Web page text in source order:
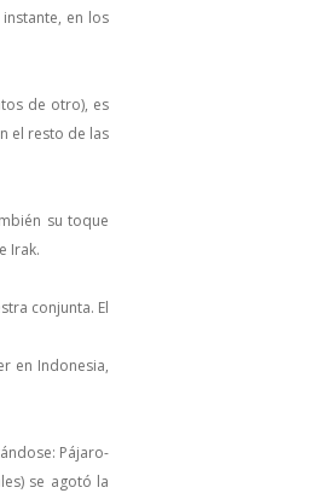
en los
de otro), es
el resto de las
su toque
Irak.
conjunta. El
en Indonesia,
Pájaro-
se agotó la